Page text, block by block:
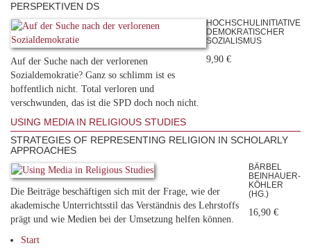
PERSPEKTIVEN DS
Auf der Suche nach der verlorenen
Sozialdemokratie? Ganz so schlimm ist es
hoffentlich nicht. Total verloren und
verschwunden, das ist die SPD doch noch nicht.
HOCHSCHULINITIATIVE
DEMOKRATISCHER
SOZIALISMUS
9,90 €
USING MEDIA IN RELIGIOUS STUDIES
STRATEGIES OF REPRESENTING RELIGION IN SCHOLARLY
APPROACHES
Die Beiträge beschäftigen sich mit der Frage, wie der
akademische Unterrichtsstil das Verständnis des Lehrstoffs
prägt und wie Medien bei der Umsetzung helfen können.
BÄRBEL
BEINHAUER-
KÖHLER
(HG.)
16,90 €
Start